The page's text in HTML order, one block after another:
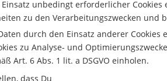
unbedingt erforderlicher
zu den Verarbeitungszwecken
durch den Einsatz anderer
zu Analyse- und
Art. 6 Abs. 1 lit. a DSGVO einholen.
dass Du